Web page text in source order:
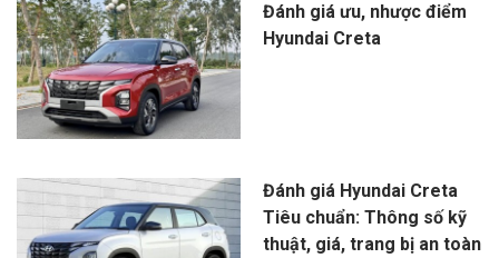
Đánh giá ưu, nhược điểm
Hyundai Creta
Đánh giá Hyundai Creta
Tiêu chuẩn: Thông số kỹ
thuật, giá, trang bị an toàn